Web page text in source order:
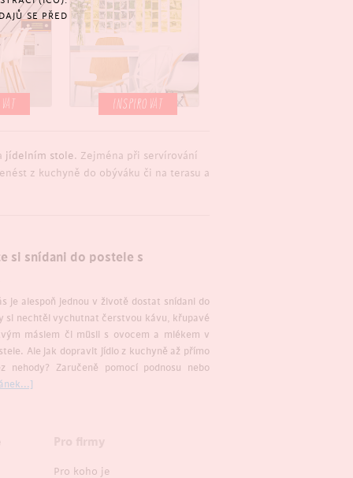
INSPIROVAT
jídelním stole. Zejména při servírování
z kuchyně do obýváku či na terasu a
si snídani do postele s
je alespoň jednou v životě dostat snídani do
si nechtěl vychutnat čerstvou kávu, křupavé
máslem či müsli s ovocem a mlékem v
Ale jak dopravit jídlo z kuchyně až přímo
nehody? Zaručeně pomocí podnosu nebo
Pro koho je
SE PŘED